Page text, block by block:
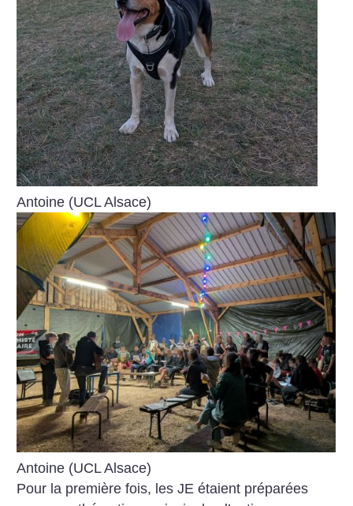
Antoine (UCL Alsace)
Antoine (UCL Alsace)
Pour la première fois, les JE étaient préparées